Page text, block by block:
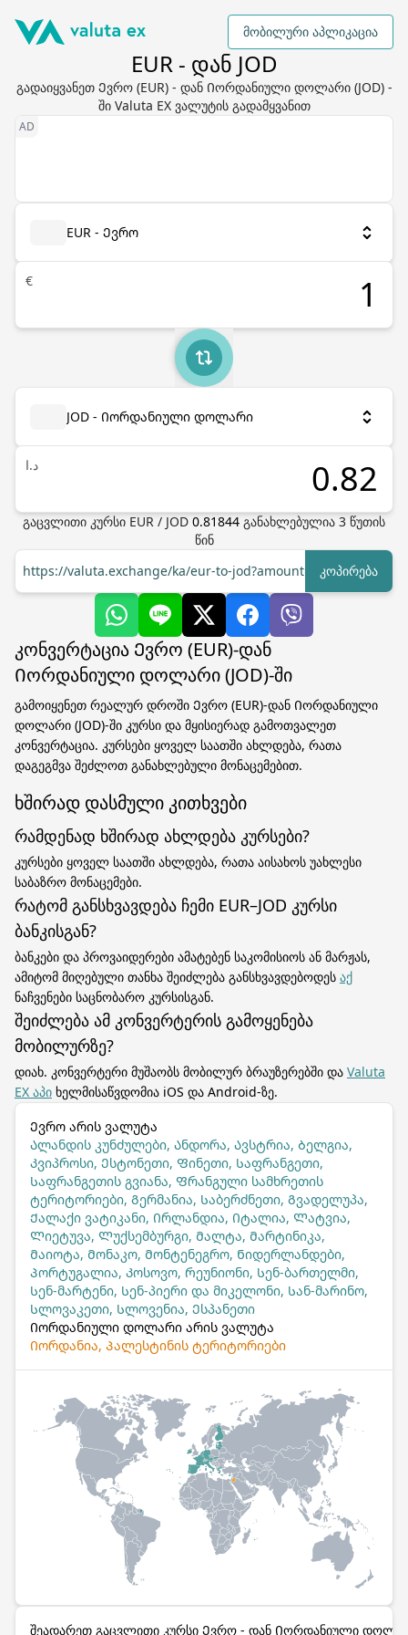
მობილური აპლიკაცია
EUR - დან JOD
გადაიყვანეთ Ევრო (EUR) - დან Იორდანიული დოლარი (JOD) -
ში Valuta EX ვალუტის გადამყვანით
EUR - Ევრო
€
JOD - Იორდანიული დოლარი
د.ا
გაცვლითი კურსი EUR / JOD 0.81844 განახლებულია 3 წუთის
წინ
https://valuta.exchange/ka/eur-to-jod?amount=1 კოპირება
კონვერტაცია Ევრო (EUR)-დან
Იორდანიული დოლარი (JOD)-ში
გამოიყენეთ რეალურ დროში Ევრო (EUR)-დან Იორდანიული
დოლარი (JOD)-ში კურსი და მყისიერად გამოთვალეთ
კონვერტაცია. კურსები ყოველ საათში ახლდება, რათა
დაგეგმვა შეძლოთ განახლებული მონაცემებით.
ხშირად დასმული კითხვები
რამდენად ხშირად ახლდება კურსები?
კურსები ყოველ საათში ახლდება, რათა აისახოს უახლესი
საბაზრო მონაცემები.
რატომ განსხვავდება ჩემი EUR–JOD კურსი
ბანკისგან?
ბანკები და პროვაიდერები ამატებენ საკომისიოს ან მარჟას,
ამიტომ მიღებული თანხა შეიძლება განსხვავდებოდეს აქ
ნაჩვენები საცნობარო კურსისგან.
შეიძლება ამ კონვერტერის გამოყენება
მობილურზე?
დიახ. კონვერტერი მუშაობს მობილურ ბრაუზერებში და Valuta
EX აპი ხელმისაწვდომია iOS და Android-ზე.
Ევრო არის ვალუტა
Ალანდის კუნძულები, Ანდორა, Ავსტრია, Ბელგია,
Კვიპროსი, Ესტონეთი, Ფინეთი, Საფრანგეთი,
Საფრანგეთის გვიანა, Ფრანგული სამხრეთის
ტერიტორიები, Გერმანია, Საბერძნეთი, Გვადელუპა,
Ქალაქი ვატიკანი, Ირლანდია, Იტალია, Ლატვია,
Ლიეტუვა, Ლუქსემბურგი, Მალტა, Მარტინიკა,
Მაიოტა, Მონაკო, Მონტენეგრო, Ნიდერლანდები,
Პორტუგალია, Კოსოვო, Რეუნიონი, Სენ-ბართელმი,
Სენ-მარტენი, Სენ-პიერი და მიკელონი, Სან-მარინო,
Სლოვაკეთი, Სლოვენია, Ესპანეთი
Იორდანიული დოლარი არის ვალუტა
Იორდანია, Პალესტინის ტერიტორიები
შეადარეთ გაცვლითი კურსი Ევრო - დან Იორდანიული